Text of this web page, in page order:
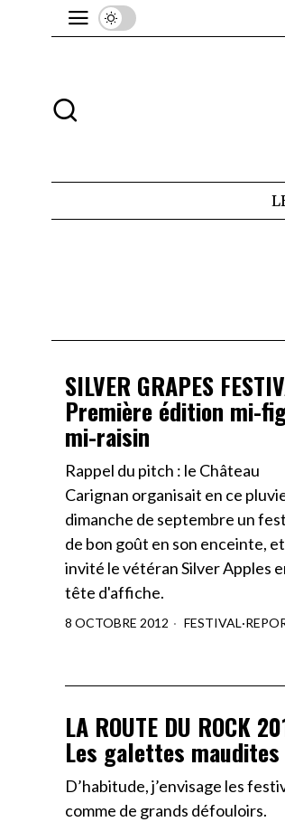
SILVER GRAPES
Première édition mi-
mi-raisin
Rappel du pitch : le Château
Carignan organisait en ce
dimanche de septembre un
de bon goût en son enceinte,
invité le vétéran Silver Apples
tête d'affiche.
8 OCTOBRE 2012 FESTIVAL·
LA ROUTE DU ROCK
Les galettes maudites
D’habitude, j’envisage les
comme de grands défouloirs.